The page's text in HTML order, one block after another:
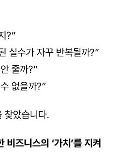
?”
실수가 자꾸 반복될까?”
줄까?”
없을까?”
찾았습니다.
즈니스의 ‘가치’를 지켜